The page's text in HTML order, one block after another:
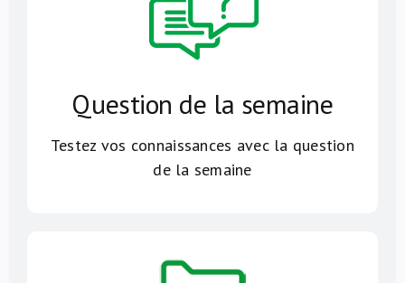
Question de la semaine
Testez vos connaissances avec la question
de la semaine